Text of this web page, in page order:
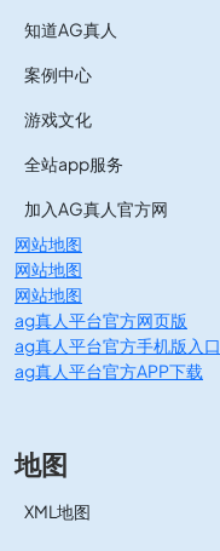
知道AG真人
案例中心
游戏文化
全站app服务
加入AG真人官方网
网站地图
网站地图
网站地图
ag真人平台官方网页版
ag真人平台官方手机版入口
ag真人平台官方APP下载
地图
XML地图